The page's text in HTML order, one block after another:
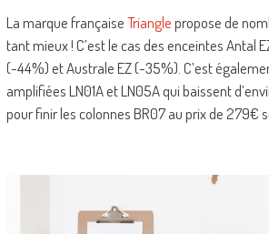
La marque françaiseTrianglepropose de
tant mieux ! C’est le cas des enceintes Antal
(-44%) et Australe EZ (-35%). C’est
amplifiées LN01A et LN05A qui baissent
pour finir les colonnes BR07 au prix de 279€